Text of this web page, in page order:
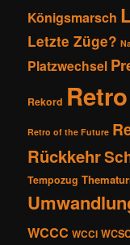
Königsmarsch
Letzte Züge?
Platzwechsel
Rekord
Retro of the Future
Rückkehr
Tempozug
WCCC WCCI